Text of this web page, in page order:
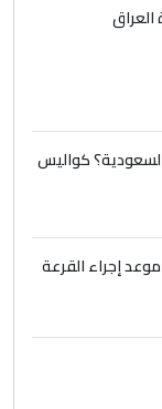
في
5
العراق
يوجود
العراق
كواليس
إجراء القرعة